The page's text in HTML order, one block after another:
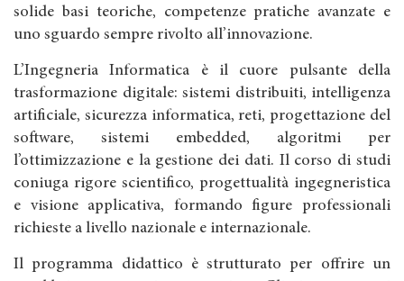
solide basi teoriche, competenze pratiche avanzate e
uno sguardo sempre rivolto all’innovazione.
L’Ingegneria Informatica è il cuore pulsante della
trasformazione digitale: sistemi distribuiti, intelligenza
artificiale, sicurezza informatica, reti, progettazione del
software, sistemi embedded, algoritmi per
l’ottimizzazione e la gestione dei dati. Il corso di studi
coniuga rigore scientifico, progettualità ingegneristica
e visione applicativa, formando figure professionali
richieste a livello nazionale e internazionale.
Il programma didattico è strutturato per offrire un